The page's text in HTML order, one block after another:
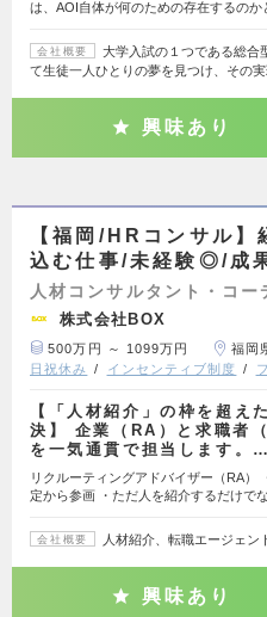
は、AOI自体が何のための存在するのか
会社概要
大学入試の１つである総合
て生徒一人ひとりの夢を見つけ、その
興味あり
【福岡/HRコンサル】
込む仕事/未経験◎/成
人材コンサルタント・コー
株式会社BOX
500万円 ～ 1099万円 福岡
日祝休み
インセンティブ制度
【「人材紹介」の枠を超え
決】 企業（RA）と求職者
を一気通貫で担当します。…
リクルーティングアドバイザー（RA）
定から参画 ・ただ人を紹介するだけで
会社概要 人材紹介、転職エージェ
興味あり